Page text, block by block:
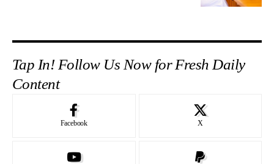
Tap In! Follow Us Now for Fresh Daily
Content
Facebook X